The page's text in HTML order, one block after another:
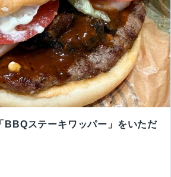
BBQステーキワッパー」をいただ